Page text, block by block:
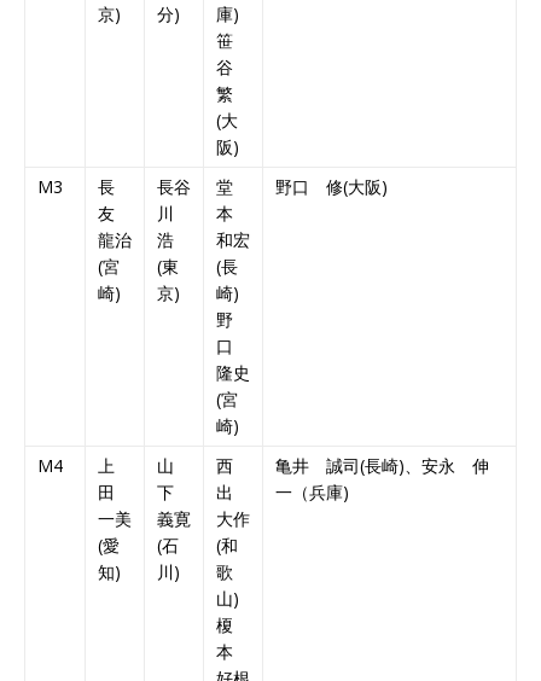
京)
分)
庫)
笹
谷
繁
(大
阪)
M3
長
友
龍治
(宮
崎)
長谷
川
浩
(東
京)
堂
本
和宏
(長
崎)
野
口
隆史
(宮
崎)
野口 修(大阪)
M4
上
田
一美
(愛
知)
山
下
義寛
(石
川)
西
出
大作
(和
歌
山)
榎
本
亀井 誠司(長崎)、安永 伸
一（兵庫)